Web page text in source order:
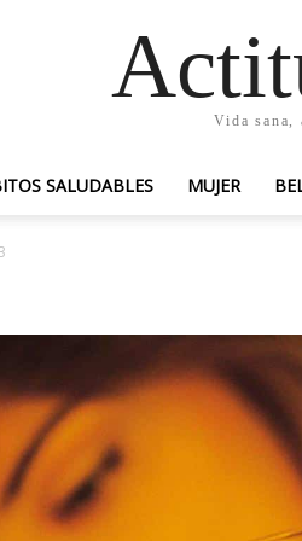
Vida sana,
SALUDABLES MUJER